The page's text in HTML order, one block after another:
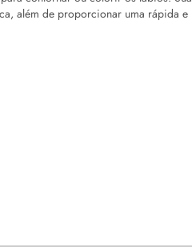
além de proporcionar uma rápida e